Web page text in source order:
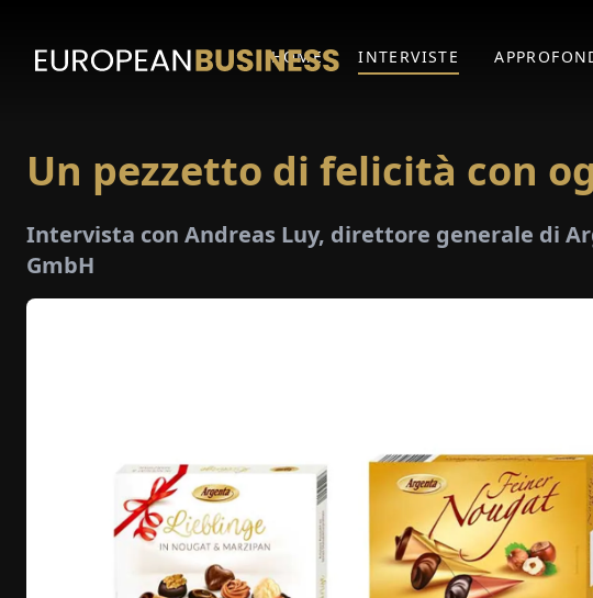
HOME INTERVISTE
Un pezzetto di felicità con
Intervista con Andreas Luy, direttore generale di
GmbH